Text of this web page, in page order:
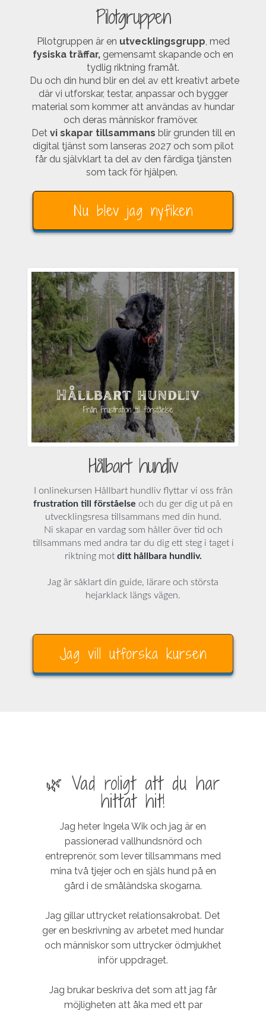
Pilotgruppen
Pilotgruppen är en utvecklingsgrupp, med
fysiska träffar, gemensamt skapande och en
tydlig riktning framåt.
Du och din hund blir en del av ett kreativt arbete
där vi utforskar, testar, anpassar och bygger
material som kommer att användas av hundar
och deras människor framöver.
Det vi skapar tillsammans blir grunden till en
digital tjänst som lanseras 2027 och som pilot
får du självklart ta del av den färdiga tjänsten
som tack för hjälpen.
Nu blev jag nyfiken
Hållbart hundliv
I onlinekursen Hållbart hundliv flyttar vi oss från
frustration till förståelse och du ger dig ut på en
utvecklingsresa tillsammans med din hund.
Ni skapar en vardag som håller över tid och
tillsammans med andra tar du dig ett steg i taget i
riktning motditt hållbara hundliv.
Jag är såklart din guide, lärare och största
hejarklack längs vägen.
Jag vill utforska kursen
🌿 Vad roligt att du har
hittat hit!
Jag heter Ingela Wik och jag är en
passionerad vallhundsnörd och
entreprenör, som lever tillsammans med
mina två tjejer och en själs hund på en
gård i de småländska skogarna.
Jag gillar uttrycket relationsakrobat. Det
ger en beskrivning av arbetet med hundar
och människor som uttrycker ödmjukhet
inför uppdraget.
Jag brukar beskriva det som att jag får
möjligheten att åka med ett par